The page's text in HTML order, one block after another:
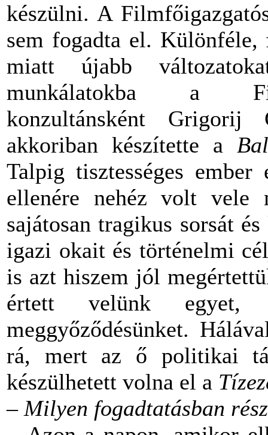
készülni. A
sem fogadta el.
miatt újabb
munkálatokba a
konzultánsként
akkoriban készítette a
Talpig tisztességes
ellenére nehéz volt vele
sajátosan tragikus sorsát
igazi okait és történelmi
is azt hiszem jól
értett velünk egyet,
meggyőződésünket.
rá, mert az ő politikai
készülhetett volna el a
– Milyen fogadtatásban